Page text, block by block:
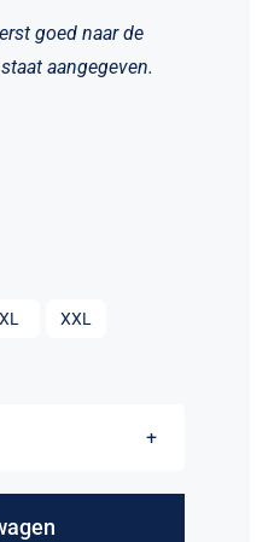
goed naar de
aangegeven.
XL XXL